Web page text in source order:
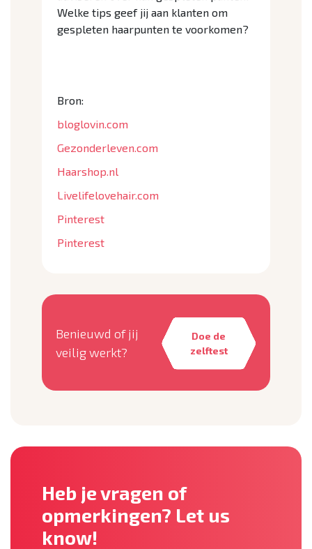
Welke tips geef jij aan klanten om
gespleten haarpunten te voorkomen?
Bron:
bloglovin.com
Gezonderleven.com
Haarshop.nl
Livelifelovehair.com
Pinterest
Pinterest
Benieuwd of jij
veilig werkt?
Doe de
zelftest
Heb je vragen of
opmerkingen? Let us
know!